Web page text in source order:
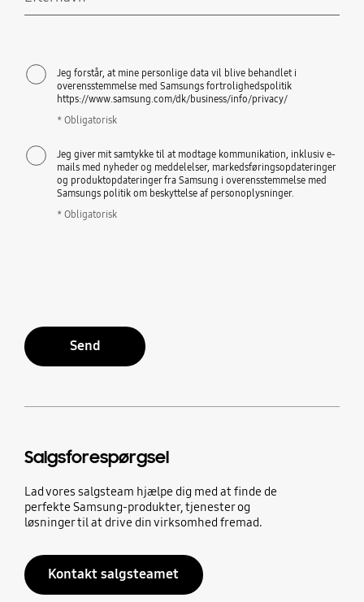
Jeg forstår, at mine personlige data vil blive behandlet i
overensstemmelse med Samsungs fortrolighedspolitik
https://www.samsung.com/dk/business/info/privacy/
* Obligatorisk
Jeg giver mit samtykke til at modtage kommunikation, inklusiv e-
mails med nyheder og meddelelser, markedsføringsopdateringer
og produktopdateringer fra Samsung i overensstemmelse med
Samsungs politik om beskyttelse af personoplysninger.
* Obligatorisk
Send
Salgsforespørgsel
Lad vores salgsteam hjælpe dig med at finde de
perfekte Samsung-produkter, tjenester og
løsninger til at drive din virksomhed fremad.
Kontakt salgsteamet